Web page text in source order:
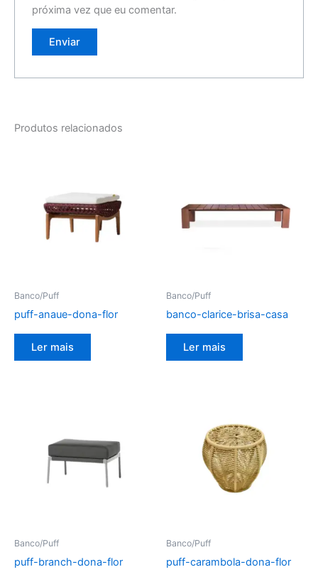
próxima vez que eu comentar.
Produtos relacionados
Banco/Puff
puff-anaue-dona-flor
Ler mais
Banco/Puff
banco-clarice-brisa-casa
Ler mais
Banco/Puff
puff-branch-dona-flor
Banco/Puff
puff-carambola-dona-flor